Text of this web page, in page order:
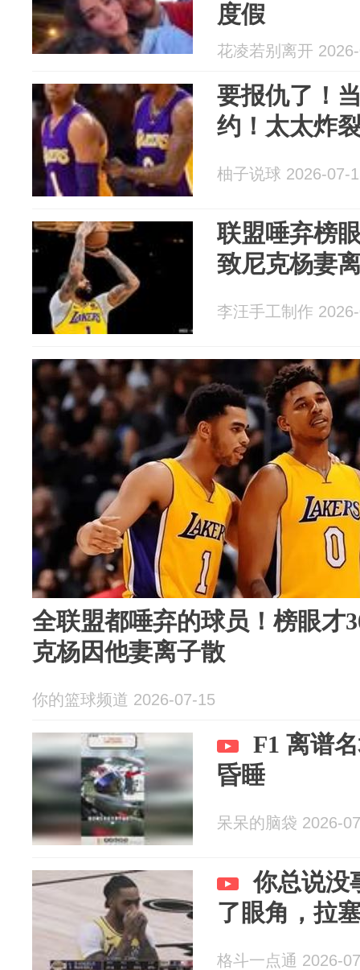
度假
花凌若别离开
要报仇了！
约！太太炸
柚子说球 2026-07-
联盟唾弃榜
致尼克杨妻
李汪手工制作
全联盟都唾弃的球员！榜眼才
克杨因他妻离子散
你的篮球频道 2026-07-15
F1 离谱
昏睡
呆呆的脑袋 2026-
你总说没
了眼角，拉
格斗一点通 2026-